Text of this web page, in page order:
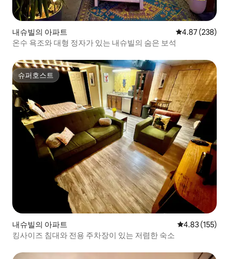
내슈빌의 아파트 평점 4.87점(5
4.87 (238)
온수 욕조와 대형 정자가 있는 내슈빌의 숨은 보석
슈퍼호스트
슈퍼호스트
내슈빌의 아파트 평점 4.83점(5
4.83 (155)
킹사이즈 침대와 전용 주차장이 있는 저렴한 숙소